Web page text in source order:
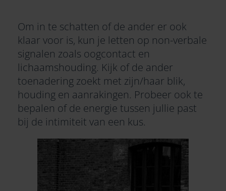
Om in te schatten of de ander er ook
klaar voor is, kun je letten op non-verbale
signalen zoals oogcontact en
lichaamshouding. Kijk of de ander
toenadering zoekt met zijn/haar blik,
houding en aanrakingen. Probeer ook te
bepalen of de energie tussen jullie past
bij de intimiteit van een kus.